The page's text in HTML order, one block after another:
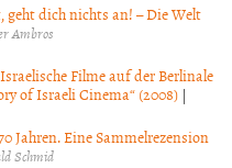
dich nichts an! – Die Welt
Ambros
Filme auf der Berlinale
of Israeli Cinema“ (2008) |
Jahren. Eine Sammelrezension
Schmid